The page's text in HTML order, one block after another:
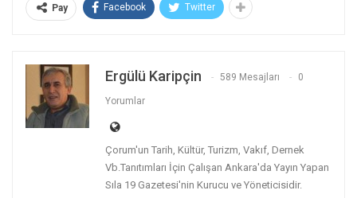
Pay Facebook Twitter
Ergülü Karipçin 589 Mesajları 0
Yorumlar
Çorum'un Tarih, Kültür, Turizm, Vakıf, Dernek
Vb.Tanıtımları İçin Çalışan Ankara'da Yayın Yapan
Sıla 19 Gazetesi'nin Kurucu ve Yöneticisidir.